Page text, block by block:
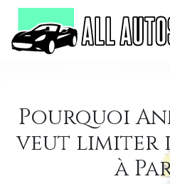
Pourquoi
veut limiter
à